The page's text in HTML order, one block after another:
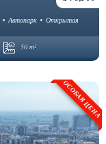
Автопарк
Открытая
50 m²
ОСОБАЯ ЦЕНА